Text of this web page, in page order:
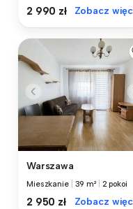
2 990 zł Zobacz
Warszawa
Mieszkanie 39 m² 2 pokoi
2 950 zł Zobacz